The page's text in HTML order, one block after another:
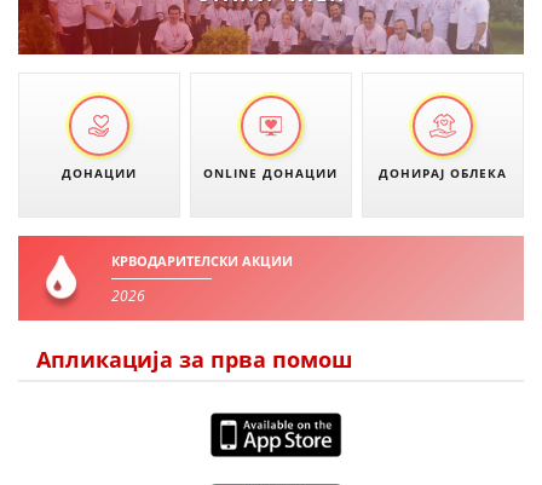
ЗНАЧЕЊЕ НА СЛУЖБАТА ЗА БАРАЊЕ
ФОРМУЛАРИ ЗА БАРАЊА
ЗДРАВСТВЕНО ПРЕВЕНТИВНА ДЕЈНОСТ
ПРВА ПОМОШ
ИНФОРМАЦИИ ЗА БОЛЕСТИ
ДЕЈСТВУВАЊЕ
ДОНАЦИИ ONLINE ДОНАЦИИ ДОНИРАЈ ОБЛЕКА
КРВОДАРИТЕЛСКИ АКЦИИ
2026
Апликација за прва помош